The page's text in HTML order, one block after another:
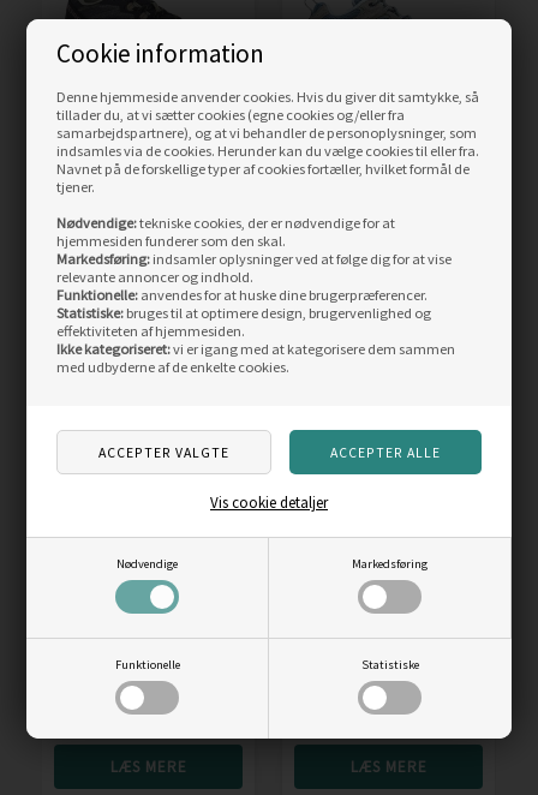
Cookie information
Denne hjemmeside anvender cookies. Hvis du giver dit samtykke, så
tillader du, at vi sætter cookies (egne cookies og/eller fra
samarbejdspartnere), og at vi behandler de personoplysninger, som
indsamles via de cookies. Herunder kan du vælge cookies til eller fra.
Navnet på de forskellige typer af cookies fortæller, hvilket formål de
tjener.
Nødvendige:tekniske cookies, der er nødvendige for at
hjemmesiden funderer som den skal.
Markedsføring: indsamler oplysninger ved at følge dig for at vise
relevante annoncer og indhold.
Funktionelle: anvendes for at huske dine brugerpræferencer.
Statistiske: bruges til at optimere design, brugervenlighed og
effektiviteten af hjemmesiden.
Ikke kategoriseret:vi er igang med at kategorisere dem sammen
med udbyderne af de enkelte cookies.
Nødvendige Markedsføring
Funktionelle Statistiske
Vis cookie detaljer
Merrell Speed Strike GTX
Women, olive
Vejl. pris1.099,00
749,00 DKK
LÆS MERE
Merrell Moab 3 Women,
smoke
Vejl. pris1.099,00
LÆS MERE
ANDRE KØBTE OGSÅ
Skarp
pris
1.399,00
DKK
LÆS MERE
Skarp
pris
c.hide/blk/f.rose
1.450,00
DKK
LÆS MERE